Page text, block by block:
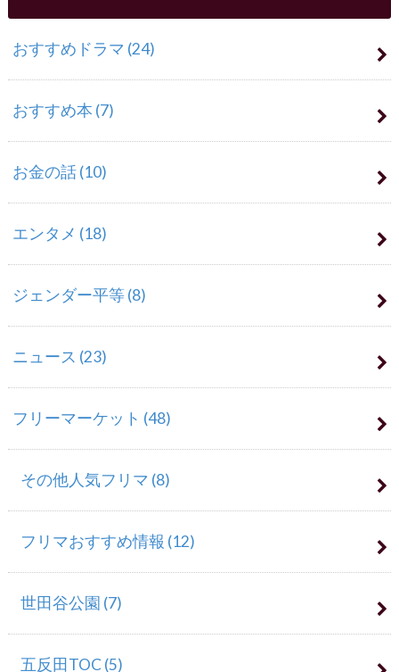
おすすめドラマ (24)
おすすめ本 (7)
お金の話(10)
エンタメ (18)
ジェンダー平等(8)
ニュース (23)
フリーマーケット (48)
その他人気フリマ (8)
フリマおすすめ情報 (12)
世田谷公園 (7)
五反田TOC(5)